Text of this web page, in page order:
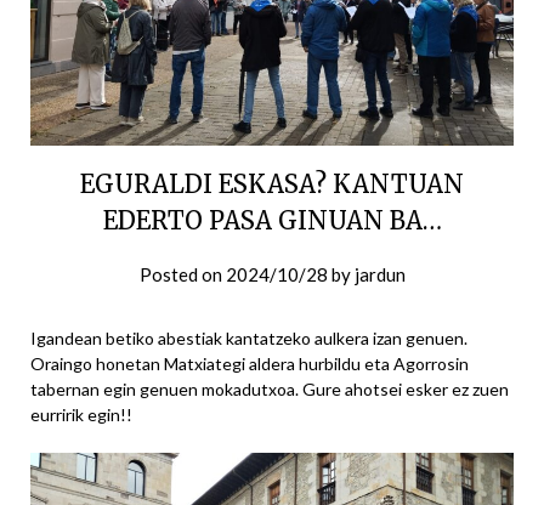
EGURALDI ESKASA? KANTUAN
EDERTO PASA GINUAN BA…
Posted on 2024/10/28 by jardun
Igandean betiko abestiak kantatzeko aulkera izan genuen.
Oraingo honetan Matxiategi aldera hurbildu eta Agorrosin
tabernan egin genuen mokadutxoa. Gure ahotsei esker ez zuen
eurririk egin!!